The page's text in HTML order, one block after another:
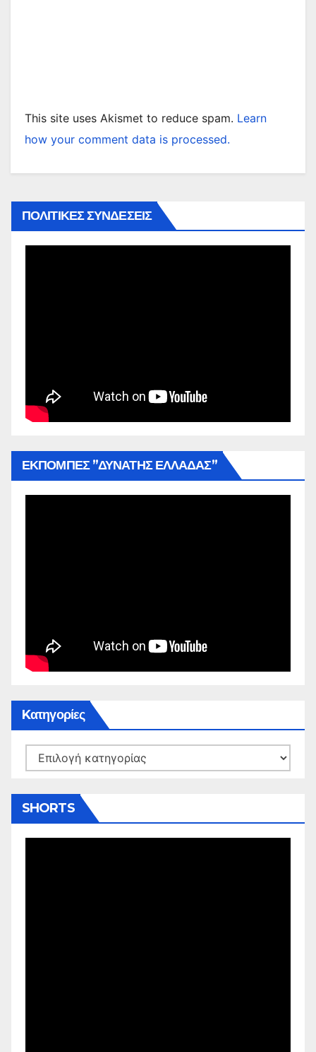
This site uses Akismet to reduce spam. Learn
how your comment data is processed.
ΠΟΛΙΤΙΚΕΣ ΣΥΝΔΕΣΕΙΣ
ΕΚΠΟΜΠΕΣ ”ΔΥΝΑΤΗΣ ΕΛΛΑΔΑΣ”
Kατηγορίες
Kατηγορίες
SHORTS